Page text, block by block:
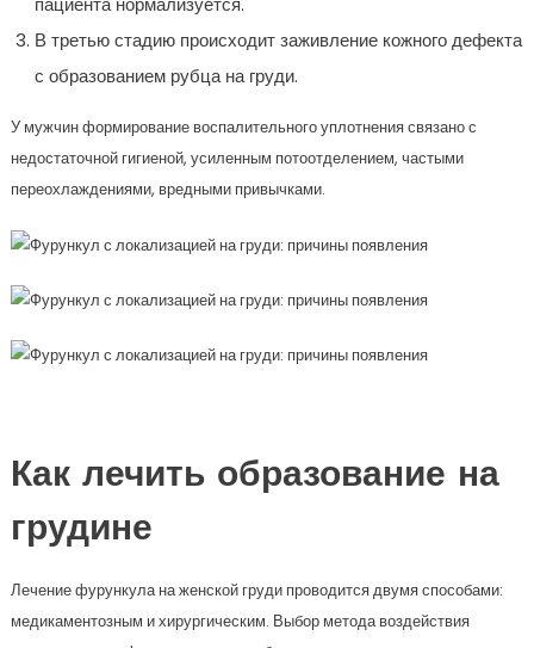
В третью стадию происходит заживление кожного дефекта
с образованием рубца на груди.
У мужчин формирование воспалительного уплотнения связано с
недостаточной гигиеной, усиленным потоотделением, частыми
переохлаждениями, вредными привычками.
Как лечить образование на
грудине
Лечение фурункула на женской груди проводится двумя способами:
медикаментозным и хирургическим. Выбор метода воздействия